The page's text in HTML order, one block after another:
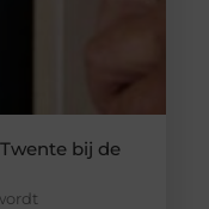
bij de